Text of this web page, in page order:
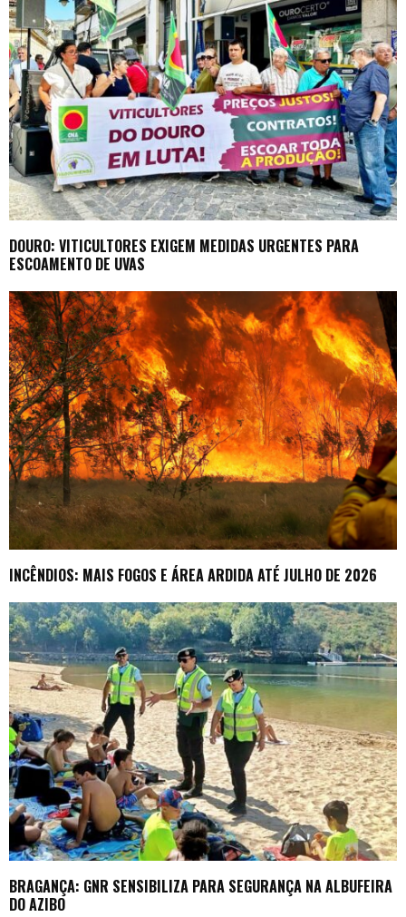
DOURO: VITICULTORES EXIGEM MEDIDAS URGENTES PARA
ESCOAMENTO DE UVAS
INCÊNDIOS: MAIS FOGOS E ÁREA ARDIDA ATÉ JULHO DE 2026
BRAGANÇA: GNR SENSIBILIZA PARA SEGURANÇA NA ALBUFEIRA
DO AZIBO